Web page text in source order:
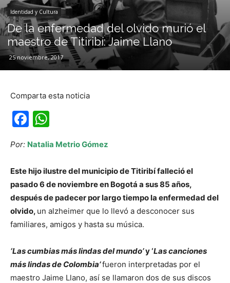
Identidad y Cultura
De la enfermedad del olvido murió el
maestro de Titiribí: Jaime Llano
25 noviembre, 2017
Comparta esta noticia
Facebook
Por: Natalia Metrio Gómez
Este hijo ilustre del municipio de Titiribí falleció el
pasado 6 de noviembre en Bogotá a sus 85 años,
después de padecer por largo tiempo la enfermedad del
olvido, un alzheimer que lo llevó a desconocer sus
familiares, amigos y hasta su música.
‘Las cumbias más lindas del mundo’y ‘Las canciones
más lindas de Colombia’fueron interpretadas por el
maestro Jaime Llano, así se llamaron dos de sus discos